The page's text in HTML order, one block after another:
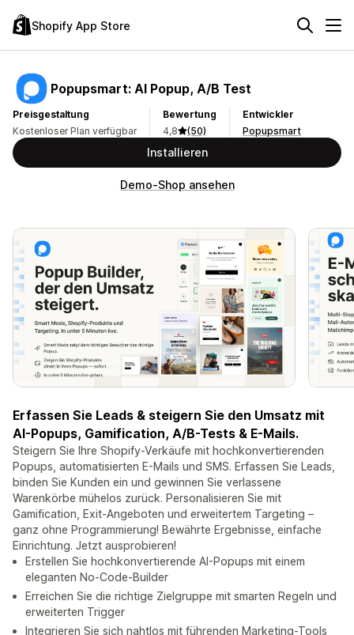
Shopify App Store
Popupsmart: AI Popup, A/B Test
Preisgestaltung
Kostenloser Plan verfügbar
Bewertung
4,8
(50)
Entwickler
Popupsmart
Installieren
Demo-Shop ansehen
Erfassen Sie Leads & steigern Sie den Umsatz mit
AI-Popups, Gamification, A/B-Tests & E-Mails.
Steigern Sie Ihre Shopify-Verkäufe mit hochkonvertierenden
Popups, automatisierten E-Mails und SMS. Erfassen Sie Leads,
binden Sie Kunden ein und gewinnen Sie verlassene
Warenkörbe mühelos zurück. Personalisieren Sie mit
Gamification, Exit-Angeboten und erweitertem Targeting –
ganz ohne Programmierung! Bewährte Ergebnisse, einfache
Einrichtung. Jetzt ausprobieren!
Erstellen Sie hochkonvertierende AI-Popups mit einem
eleganten No-Code-Builder
Erreichen Sie die richtige Zielgruppe mit smarten Regeln und
erweiterten Trigger
Integrieren Sie sich nahtlos mit führenden Marketing-Tools